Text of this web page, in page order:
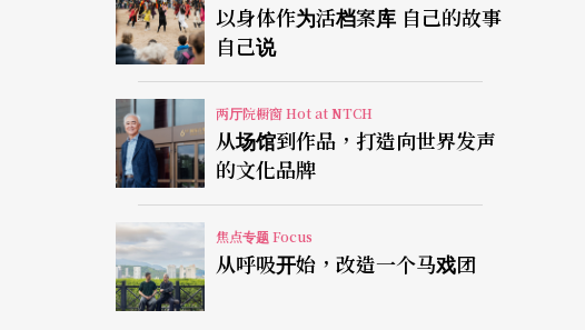
以身体作为活档案库 自己的故事
自己说
两厅院橱窗 Hot at NTCH
从场馆到作品，打造向世界发声
的文化品牌
焦点专题 Focus
从呼吸开始，改造一个马戏团